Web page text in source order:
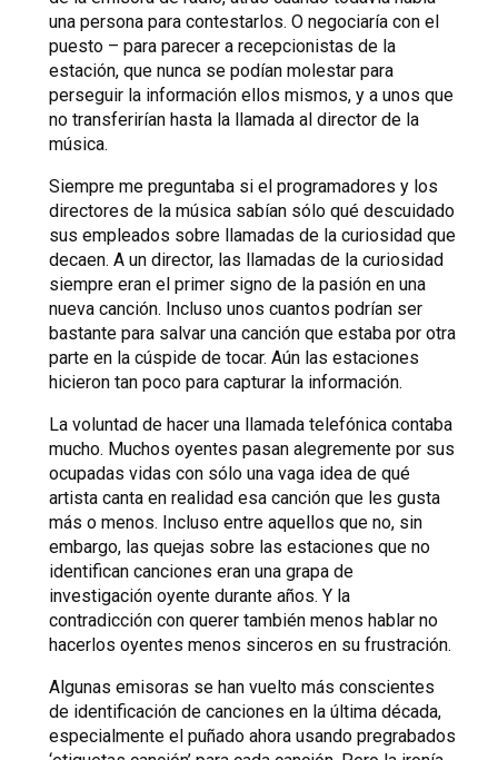
una persona para contestarlos. O negociaría con el
puesto – para parecer a recepcionistas de la
estación, que nunca se podían molestar para
perseguir la información ellos mismos, y a unos que
no transferirían hasta la llamada al director de la
música.
Siempre me preguntaba si el programadores y los
directores de la música sabían sólo qué descuidado
sus empleados sobre llamadas de la curiosidad que
decaen. A un director, las llamadas de la curiosidad
siempre eran el primer signo de la pasión en una
nueva canción. Incluso unos cuantos podrían ser
bastante para salvar una canción que estaba por otra
parte en la cúspide de tocar. Aún las estaciones
hicieron tan poco para capturar la información.
La voluntad de hacer una llamada telefónica contaba
mucho. Muchos oyentes pasan alegremente por sus
ocupadas vidas con sólo una vaga idea de qué
artista canta en realidad esa canción que les gusta
más o menos. Incluso entre aquellos que no, sin
embargo, las quejas sobre las estaciones que no
identifican canciones eran una grapa de
investigación oyente durante años. Y la
contradicción con querer también menos hablar no
hacerlos oyentes menos sinceros en su frustración.
Algunas emisoras se han vuelto más conscientes
de identificación de canciones en la última década,
especialmente el puñado ahora usando pregrabados